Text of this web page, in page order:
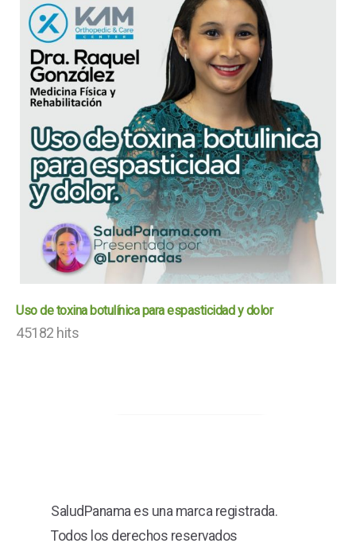
Uso de toxina botulínica para espasticidad y dolor
45182 hits
SaludPanama es una marca registrada.
Todos los derechos reservados